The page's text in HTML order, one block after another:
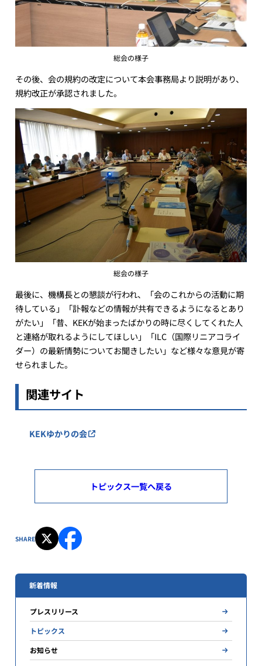
総会の様子
その後、会の規約の改定について本会事務局より説明があり、
規約改正が承認されました。
総会の様子
最後に、機構長との懇談が行われ、「会のこれからの活動に期
待している」「訃報などの情報が共有できるようになるとあり
がたい」「昔、KEKが始まったばかりの時に尽くしてくれた人
と連絡が取れるようにしてほしい」「ILC（国際リニアコライ
ダー）の最新情勢についてお聞きしたい」など様々な意見が寄
せられました。
関連サイト
KEKゆかりの会
トピックス一覧へ戻る
SHARE
新着情報
プレスリリース
トピックス
お知らせ